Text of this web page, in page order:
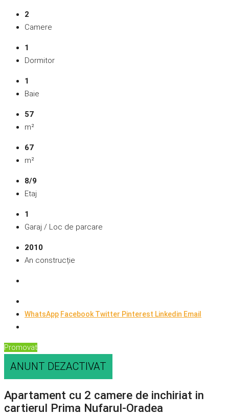
2
Camere
1
Dormitor
1
Baie
57
m²
67
m²
8/9
Etaj
1
Garaj / Loc de parcare
2010
An construcție
WhatsApp FacebookTwitter Pinterest Linkedin Email
Promovat
ANUNT DEZACTIVAT
Apartament cu 2 camere de inchiriat in
cartierul Prima Nufarul-Oradea